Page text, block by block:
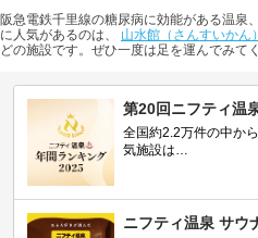
阪急電鉄千里線の糖尿病に効能がある温泉
に人気があるのは、 山水館（さんすいかん）
どの施設です。ぜひ一度は足を運んでみて
第20回ニフティ温
全国約2.2万件の中か
気施設は…
ニフティ温泉 サウ